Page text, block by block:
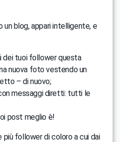
un blog, appari intelligente, e
dei tuoi follower questa
nuova foto vestendo un
– di nuovo;
messaggi diretti: tutti le
post meglio è!
più follower di coloro a cui dai